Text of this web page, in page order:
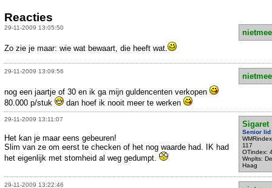
Reacties
29-11-2009 13:05:50
Zo zie je maar: wie wat bewaart, die heeft wat.
29-11-2009 13:09:56
nog een jaartje of 30 en ik ga mijn guldencenten verkopen
80.000 p/stuk
dan hoef ik nooit meer te werken
29-11-2009 13:11:07
Sigaret
Senior lid
117
OTindex:
Wnplts:
Haag
Het kan je maar eens gebeuren!
Slim van ze om eerst te checken of het nog waarde had. IK had
het eigenlijk met stomheid al weg gedumpt.
29-11-2009 13:22:46